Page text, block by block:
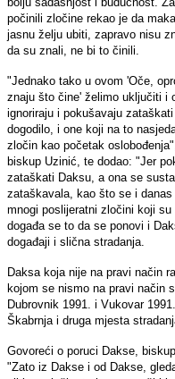
počinili zločine rekao je da
jasnu želju ubiti, zapravo nisu
da su znali, ne bi to činili.
"Jednako tako u ovom 'Oče,
znaju što čine' želimo uključiti i
ignoriraju i pokušavaju
dogodilo, i one koji na to
zločin kao početak
biskup Uzinić, te dodao: "Jer
zataškati Daksu, a ona se
zataškavala, kao što se i
mnogi poslijeratni zločini koji su
događa se to da se ponovi i
događaji i slična stradanja.
Daksa koja nije na pravi način
kojom se nismo na pravi način
Dubrovnik 1991. i Vukovar
Škabrnja i druga mjesta
Govoreći o poruci Dakse,
"Zato iz Dakse i od Dakse,